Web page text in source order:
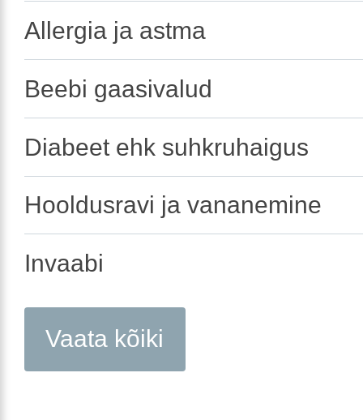
Allergia ja astma
Beebi gaasivalud
Diabeet ehk suhkruhaigus
Hooldusravi ja vananemine
Invaabi
Vaata kõiki